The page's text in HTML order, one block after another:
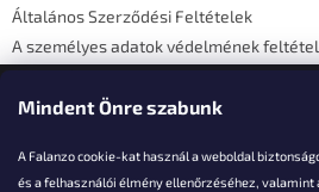
Mindent Önre szabunk
A Falanzo cookie-kat használ a weboldal
és a felhasználói élmény ellenőrzéséhez, valamint
Általános Szerződési Feltételek
A személyes adatok védelmének
Elérhetőségi adatok